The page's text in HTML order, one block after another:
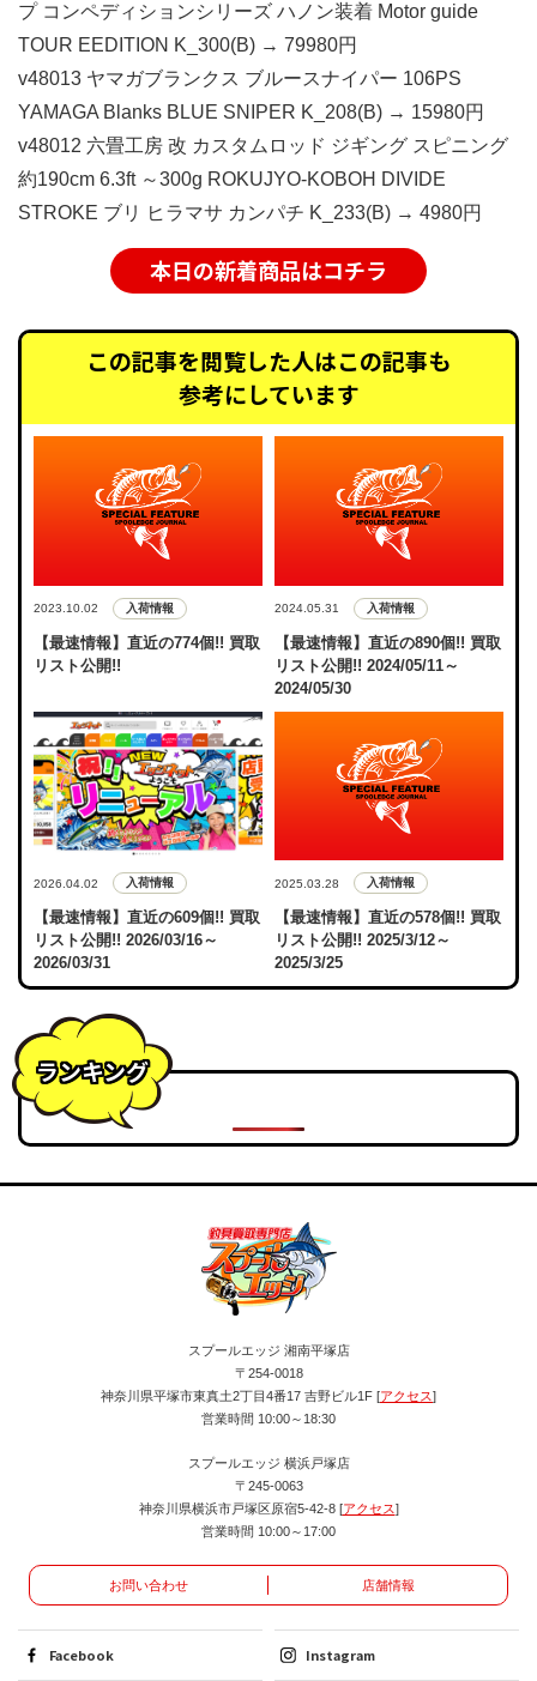
プ コンペディションシリーズ ハノン装着 Motor guide
TOUR EEDITION K_300(B) → 79980円
v48013 ヤマガブランクス ブルースナイパー 106PS
YAMAGA Blanks BLUE SNIPER K_208(B) → 15980円
v48012 六畳工房 改 カスタムロッド ジギング スピニング
約190cm 6.3ft ～300g ROKUJYO-KOBOH DIVIDE
STROKE ブリ ヒラマサ カンパチ K_233(B) → 4980円
本日の新着商品はコチラ
この記事を閲覧した人はこの記事も
参考にしています
2023.10.02 入荷情報
【最速情報】直近の774個!! 買取
リスト公開!!
2024.05.31 入荷情報
【最速情報】直近の890個!! 買取
リスト公開!! 2024/05/11～
2024/05/30
2026.04.02 入荷情報
【最速情報】直近の609個!! 買取
リスト公開!! 2026/03/16～
2026/03/31
2025.03.28 入荷情報
【最速情報】直近の578個!! 買取
リスト公開!! 2025/3/12～
2025/3/25
ランキング
スプールエッジ 湘南平塚店
〒254-0018
神奈川県平塚市東真土2丁目4番17 吉野ビル1F [アクセス]
営業時間 10:00～18:30
スプールエッジ 横浜戸塚店
〒245-0063
神奈川県横浜市戸塚区原宿5-42-8 [アクセス]
営業時間 10:00～17:00
お問い合わせ 店舗情報
Facebook Instagram